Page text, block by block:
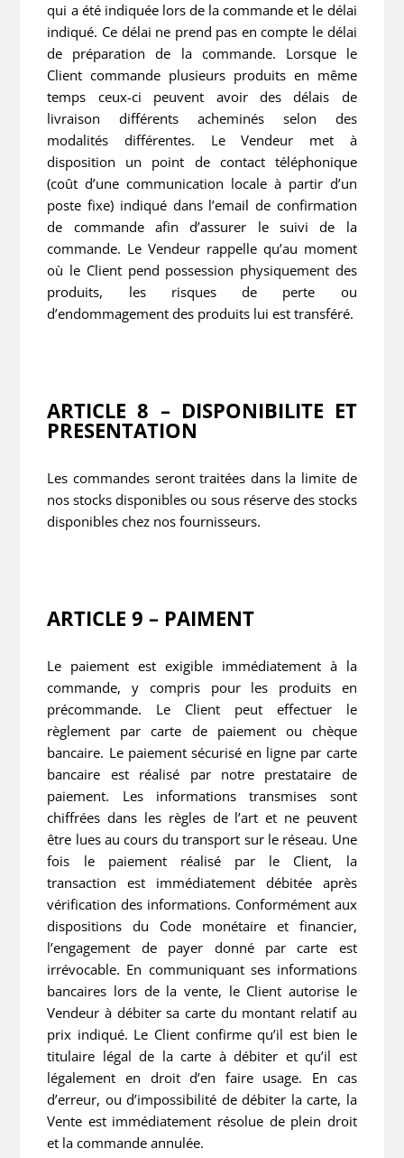
qui a été indiquée lors de la commande et le délai
indiqué. Ce délai ne prend pas en compte le délai
de préparation de la commande. Lorsque le
Client commande plusieurs produits en même
temps ceux-ci peuvent avoir des délais de
livraison différents acheminés selon des
modalités différentes. Le Vendeur met à
disposition un point de contact téléphonique
(coût d’une communication locale à partir d’un
poste fixe) indiqué dans l’email de confirmation
de commande afin d’assurer le suivi de la
commande. Le Vendeur rappelle qu’au moment
où le Client pend possession physiquement des
produits, les risques de perte ou
d’endommagement des produits lui est transféré.
ARTICLE 8 – DISPONIBILITE ET
PRESENTATION
Les commandes seront traitées dans la limite de
nos stocks disponibles ou sous réserve des stocks
disponibles chez nos fournisseurs.
ARTICLE 9 – PAIMENT
Le paiement est exigible immédiatement à la
commande, y compris pour les produits en
précommande. Le Client peut effectuer le
règlement par carte de paiement ou chèque
bancaire. Le paiement sécurisé en ligne par carte
bancaire est réalisé par notre prestataire de
paiement. Les informations transmises sont
chiffrées dans les règles de l’art et ne peuvent
être lues au cours du transport sur le réseau. Une
fois le paiement réalisé par le Client, la
transaction est immédiatement débitée après
vérification des informations. Conformément aux
dispositions du Code monétaire et financier,
l’engagement de payer donné par carte est
irrévocable. En communiquant ses informations
bancaires lors de la vente, le Client autorise le
Vendeur à débiter sa carte du montant relatif au
prix indiqué. Le Client confirme qu’il est bien le
titulaire légal de la carte à débiter et qu’il est
légalement en droit d’en faire usage. En cas
d’erreur, ou d’impossibilité de débiter la carte, la
Vente est immédiatement résolue de plein droit
et la commande annulée.